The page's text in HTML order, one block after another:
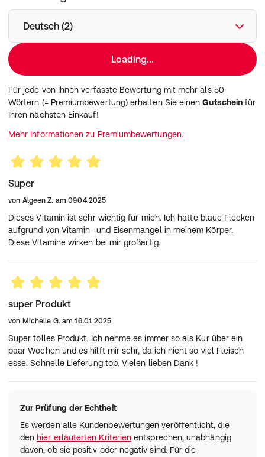
Eisenoxid rot; Öl, pflanzlich (Kokosnuss, Palmkern);
Hersteller:
Merz Consumer Care GmbH
Eckenheimer Landstraße 100
Deutsch (2)
Loading...
Für jede von Ihnen verfasste Bewertung mit mehr als 50
Wörtern (= Premiumbewertung) erhalten Sie einenGutschein für
Ihren nächsten Einkauf!
Mehr Informationen zu Premiumbewertungen.
Super
von Algeen Z. am 09.04.2025
Dieses Vitamin ist sehr wichtig für mich. Ich hatte blaue Flecken
aufgrund von Vitamin- und Eisenmangel in meinem Körper.
Diese Vitamine wirken bei mir großartig.
super Produkt
von Michelle G. am 16.01.2025
Super tolles Produkt. Ich nehme es immer so als Kur über ein
paar Wochen und es hilft mir sehr, da ich nicht so viel Fleisch
esse. Schnelle Lieferung top. Vielen lieben Dank !
Zur Prüfung der Echtheit
Es werden alle Kundenbewertungen veröffentlicht, die
den hier erläuterten Kriterien entsprechen, unabhängig
davon, ob sie positiv oder negativ sind. Für die